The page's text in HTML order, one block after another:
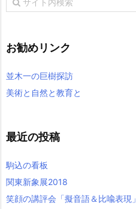
お勧めリンク
並木一の巨樹探訪
美術と自然と教育と
最近の投稿
駒込の看板
関東新象展2018
笑顔の講評会「擬音語＆比喩表現」